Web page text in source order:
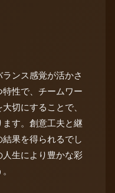
ンス感覚が活かさ
性で、チームワー
切にすることで、
す。創意工夫と継
果を得られるでし
人生により豊かな彩